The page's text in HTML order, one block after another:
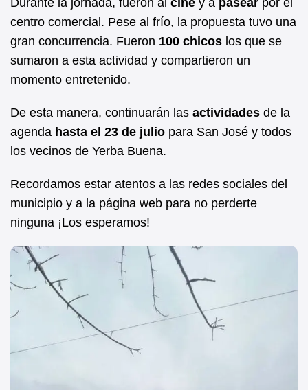
centro comercial. Pese al frío, la propuesta tuvo una
gran concurrencia. Fueron 100 chicos los que se
sumaron a esta actividad y compartieron un
momento entretenido.
De esta manera, continuarán las actividades de la
agenda hasta el 23 de julio para San José y todos
los vecinos de Yerba Buena.
Recordamos estar atentos a las redes sociales del
municipio y a la página web para no perderte
ninguna ¡Los esperamos!